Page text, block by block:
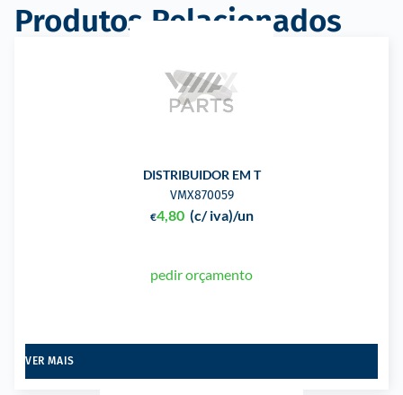
Produtos Relacionados
DISTRIBUIDOR EM T
VMX870059
€4,80 (c/ iva)/un
pedir orçamento
VER MAIS